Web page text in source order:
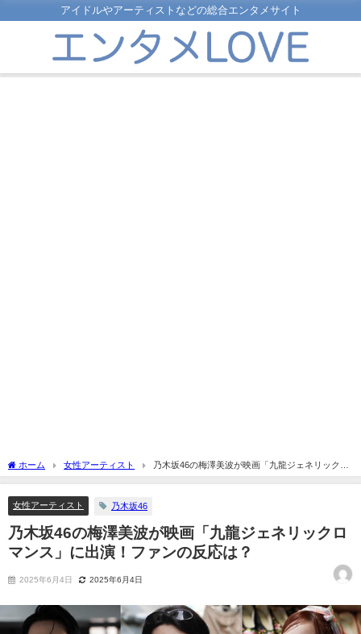
アイドルやアーティストなどの総合エンタメサイト
ホーム 女性アーティスト
乃木坂46の梅澤美波が映画「九龍ジェネリックロ
マンス」に出演！ファンの反応は？
女性アーティスト 乃木坂46
乃木坂46の梅澤美波が映画「九龍ジェネリックロ
マンス」に出演！ファンの反応は？
2025年6月4日 2025年6月4日